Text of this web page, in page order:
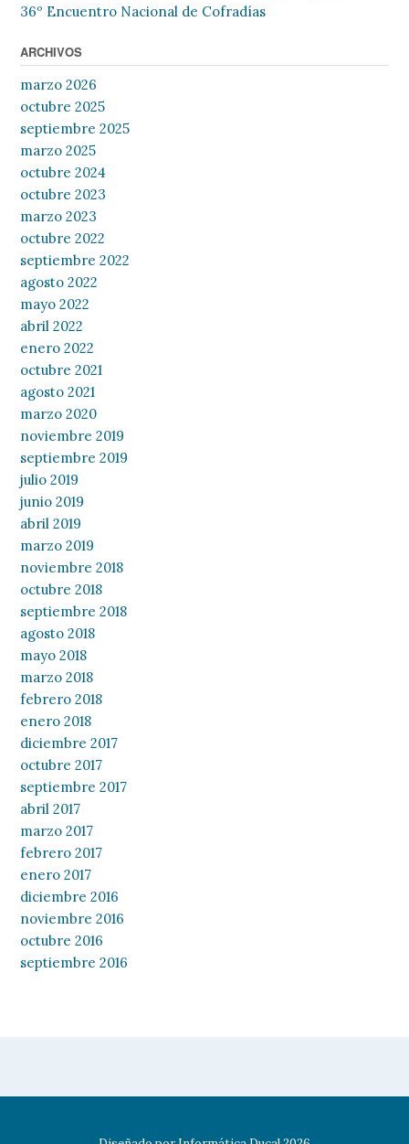
36º Encuentro Nacional de Cofradías
ARCHIVOS
marzo 2026
octubre 2025
septiembre 2025
marzo 2025
octubre 2024
octubre 2023
marzo 2023
octubre 2022
septiembre 2022
agosto 2022
mayo 2022
abril 2022
enero 2022
octubre 2021
agosto 2021
marzo 2020
noviembre 2019
septiembre 2019
julio 2019
junio 2019
abril 2019
marzo 2019
noviembre 2018
octubre 2018
septiembre 2018
agosto 2018
mayo 2018
marzo 2018
febrero 2018
enero 2018
diciembre 2017
octubre 2017
septiembre 2017
abril 2017
marzo 2017
febrero 2017
enero 2017
diciembre 2016
noviembre 2016
octubre 2016
septiembre 2016